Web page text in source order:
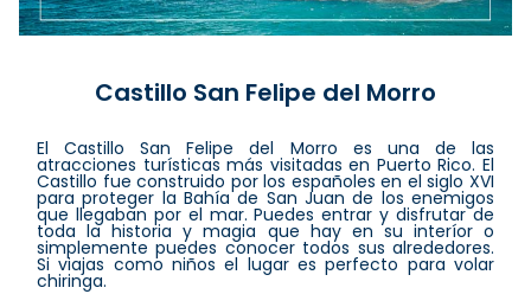
Castillo San Felipe del Morro
El Castillo San Felipe del Morro es una de las
atracciones turísticas más visitadas en Puerto Rico. El
Castillo fue construido por los españoles en el siglo XVI
para proteger la Bahía de San Juan de los enemigos
que llegaban por el mar. Puedes entrar y disfrutar de
toda la historia y magia que hay en su interíor o
simplemente puedes conocer todos sus alrededores.
Si viajas como niños el lugar es perfecto para volar
chiringa.